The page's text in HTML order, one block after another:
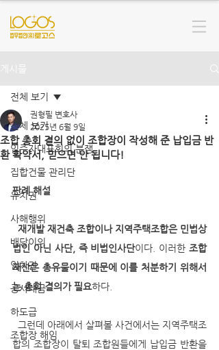
게시물
전체 보기
입주자대표회의 분쟁
집합건물 관리단
유치권
사해행위
배당이의
임차권
공사대금
하도급
조합장 해임
전체 보기
조합 총회 결의 없이 조합장이 작성해 준 납입금 반
환 확약서, 믿으면 안 됩니다!
권형필 변호사
2025년 6월 9일
판례 해설
재개발 재건축 조합이나 지역주택조합은 민법상
법인 아닌 사단, 즉 비법인사단이다. 이러한 조합
재산은 총유물이기 때문에 이를 처분하기 위해서
는 총회 결의가 필요하다.
합의 조합장이 탈퇴 조합원들에게 납입금 반환을